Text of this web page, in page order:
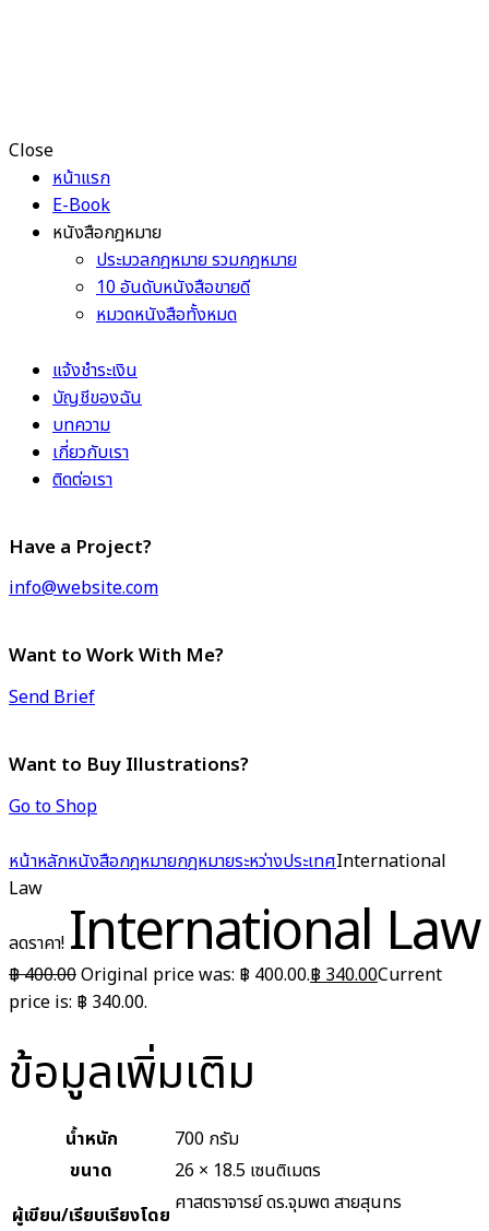
Close
หน้าแรก
E-Book
หนังสือกฎหมาย
ประมวลกฎหมาย รวมกฎหมาย
10 อันดับหนังสือขายดี
หมวดหนังสือทั้งหมด
แจ้งชำระเงิน
บัญชีของฉัน
บทความ
เกี่ยวกับเรา
ติดต่อเรา
Have a Project?
info@website.com
Want to Work With Me?
Send Brief
Want to Buy Illustrations?
Go to Shop
หน้าหลักหนังสือกฎหมายกฎหมายระหว่างประเทศInternational
Law
ลดราคา! International Law
฿400.00Original price was: ฿ 400.00.฿ 340.00Current
price is: ฿ 340.00.
ข้อมูลเพิ่มเติม
น้ำหนัก
700 กรัม
ขนาด
26 × 18.5 เซนติเมตร
ผู้เขียน/เรียบเรียงโดย ศาสตราจารย์ ดร.จุมพต สายสุนทร